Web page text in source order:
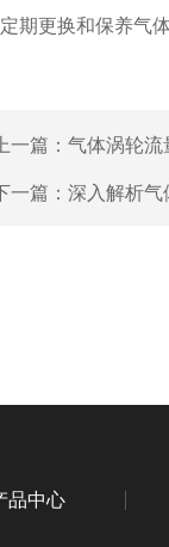
期更换和保养气
上一篇： 气体涡轮流
一篇： 深入解析气
品中心